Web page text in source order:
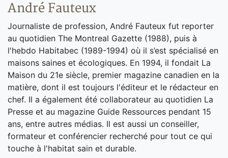
André Fauteux
Journaliste de profession, André Fauteux fut reporter
au quotidien The Montreal Gazette (1988), puis à
l'hebdo Habitabec (1989-1994) où il s’est spécialisé en
maisons saines et écologiques. En 1994, il fondait La
Maison du 21e siècle, premier magazine canadien en la
matière, dont il est toujours l'éditeur et le rédacteur en
chef. Il a également été collaborateur au quotidien La
Presse et au magazine Guide Ressources pendant 15
ans, entre autres médias. Il est aussi un conseiller,
formateur et conférencier recherché pour tout ce qui
touche à l'habitat sain et durable.